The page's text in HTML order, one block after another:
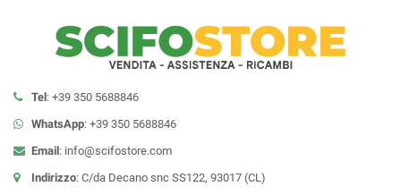
Tel: +39 350 5688846
WhatsApp: +39 350 5688846
Email: info@scifostore.com
Indirizzo: C/da Decano snc SS122, 93017 (CL)